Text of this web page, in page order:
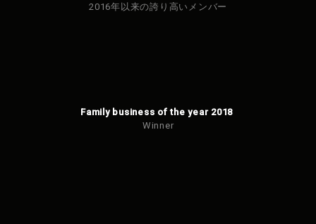
2016年以来の誇り高いメンバー
Family business of the year 2018
Winner